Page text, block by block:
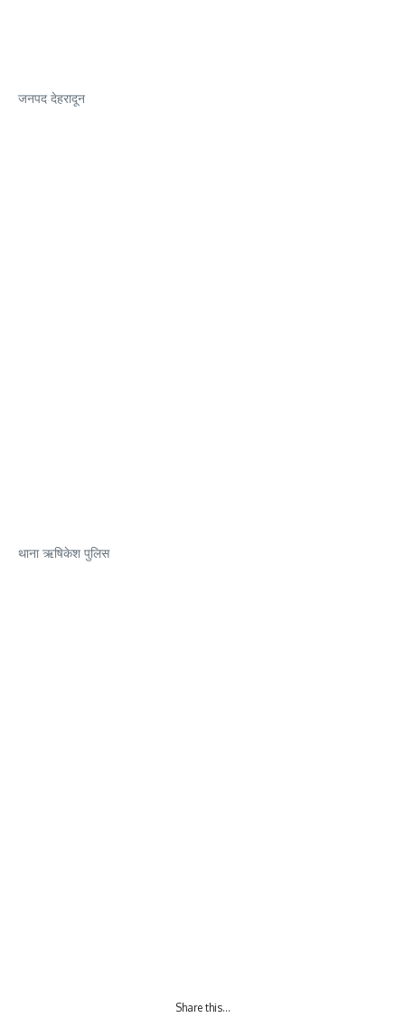
जनपद देहरादून
थाना ऋषिकेश पुलिस
Share this…